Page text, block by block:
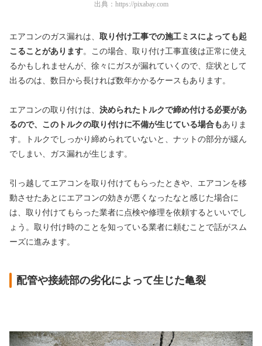
出典： https://pixabay.com
エアコンのガス漏れは、 取り付け工事での施工ミスによっても起
こることがあります。この場合、取り付け工事直後は正常に使え
るかもしれませんが、徐々にガスが漏れていくので、症状として
出るのは、数日から長ければ数年かかるケースもあります。
エアコンの取り付けは、 決められたトルクで締め付ける必要があ
るので、このトルクの取り付けに不備が生じている場合もありま
す。トルクでしっかり締められていないと、ナットの部分が緩ん
でしまい、ガス漏れが生じます。
引っ越してエアコンを取り付けてもらったときや、エアコンを移
動させたあとにエアコンの効きが悪くなったなと感じた場合に
は、取り付けてもらった業者に点検や修理を依頼するといいでし
ょう。取り付け時のことを知っている業者に頼むことで話がスム
ーズに進みます。
配管や接続部の劣化によって生じた亀裂